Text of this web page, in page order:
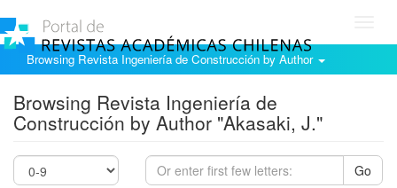
Browsing Revista Ingeniería de Construcción by Author
Browsing Revista Ingeniería de
Construcción by Author "Akasaki, J."
Go